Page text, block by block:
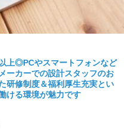
上◎PCやスマートフォンなど
ーカーでの設計スタッフのお
研修制度＆福利厚生充実とい
ける環境が魅力です